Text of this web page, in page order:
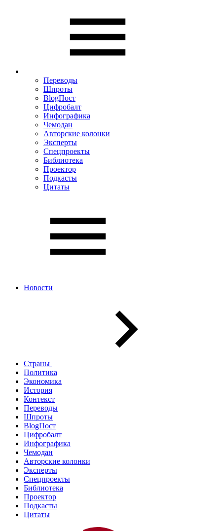
Переводы
Шпроты
BlogПост
Цифробалт
Инфографика
Чемодан
Авторские колонки
Эксперты
Спецпроекты
Библиотека
Проектор
Подкасты
Цитаты
Новости
Страны
Политика
Экономика
История
Контекст
Переводы
Шпроты
BlogПост
Цифробалт
Инфографика
Чемодан
Авторские колонки
Эксперты
Спецпроекты
Библиотека
Проектор
Подкасты
Цитаты